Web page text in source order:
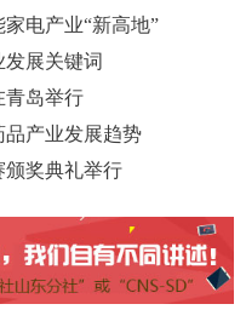
电产业“新高地”
展关键词
青岛举行
品产业发展趋势
颁奖典礼举行